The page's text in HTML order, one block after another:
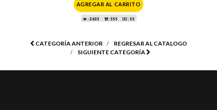
AGREGAR AL CARRITO
: 2633 : 555 : 15
CATEGORÍA ANTERIOR
REGRESAR AL CATALOGO
SIGUIENTE CATEGORÍA